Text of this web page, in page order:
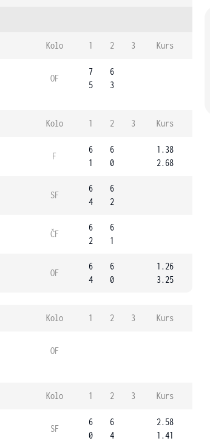
Kolo 1 2 3 Kurs
OF
7
5
6
3
Kolo 1 2 3 Kurs
F
6
1
6
0
1.38
2.68
SF
6
4
6
2
ČF
6
2
6
1
OF
6
4
6
0
1.26
3.25
Kolo 1 2 3 Kurs
OF
Kolo 1 2 3 Kurs
SF
6
0
6
4
2.58
1.41